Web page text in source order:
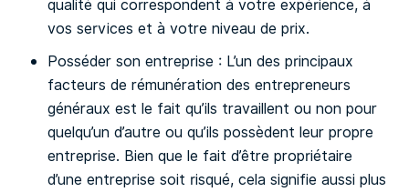
qualité qui correspondent à votre expérience, à
vos services et à votre niveau de prix.
Posséder son entreprise : L’un des principaux
facteurs de rémunération des entrepreneurs
généraux est le fait qu’ils travaillent ou non pour
quelqu’un d’autre ou qu’ils possèdent leur propre
entreprise. Bien que le fait d’être propriétaire
d’une entreprise soit risqué, cela signifie aussi plus